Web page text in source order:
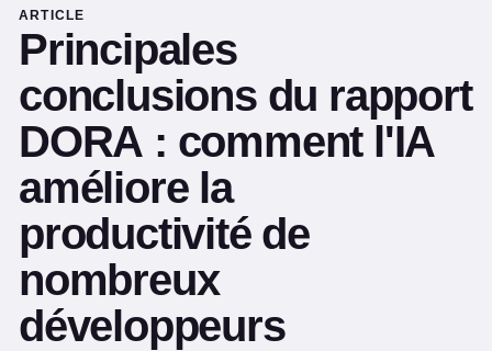
ARTICLE
Principales
conclusions du rapport
DORA : comment l'IA
améliore la
productivité de
nombreux
développeurs